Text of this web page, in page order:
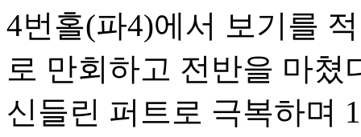
4번홀(파4)에서 보기를
로 만회하고 전반을 마쳤
신들린 퍼트로 극복하며